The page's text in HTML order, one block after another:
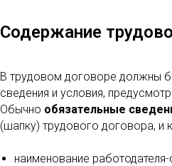
Содержание
В трудовом договоре должны
сведения и условия,
Обычно обязательные
(шапку) трудового договора, и
наименование